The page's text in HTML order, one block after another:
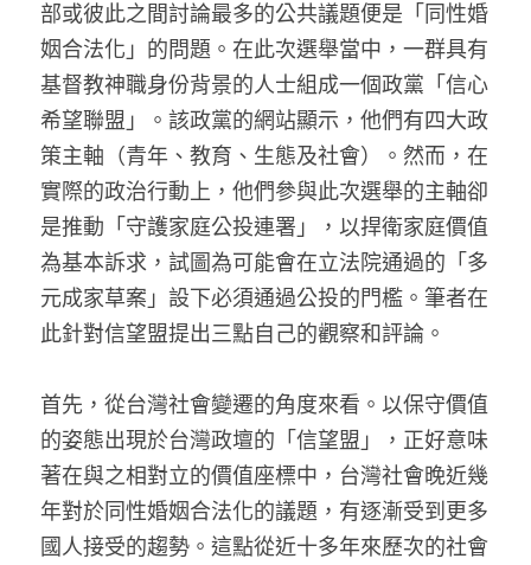
部或彼此之間討論最多的公共議題便是「同性婚
姻合法化」的問題。在此次選舉當中，一群具有
基督教神職身份背景的人士組成一個政黨「信心
希望聯盟」。該政黨的網站顯示，他們有四大政
策主軸（青年、教育、生態及社會）。然而，在
實際的政治行動上，他們參與此次選舉的主軸卻
是推動「守護家庭公投連署」，以捍衛家庭價值
為基本訴求，試圖為可能會在立法院通過的「多
元成家草案」設下必須通過公投的門檻。筆者在
此針對信望盟提出三點自己的觀察和評論。
首先，從台灣社會變遷的角度來看。以保守價值
的姿態出現於台灣政壇的「信望盟」，正好意味
著在與之相對立的價值座標中，台灣社會晚近幾
年對於同性婚姻合法化的議題，有逐漸受到更多
國人接受的趨勢。這點從近十多年來歷次的社會